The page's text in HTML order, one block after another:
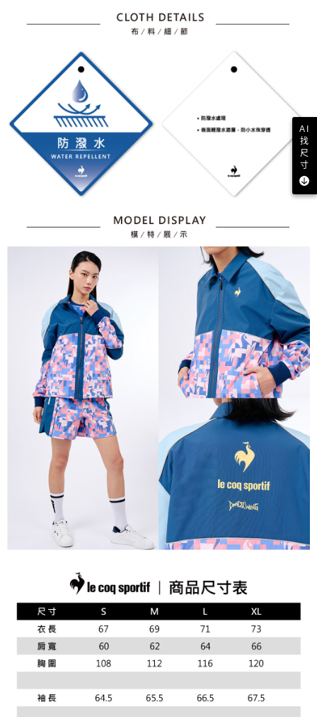
AI
找
尺
寸